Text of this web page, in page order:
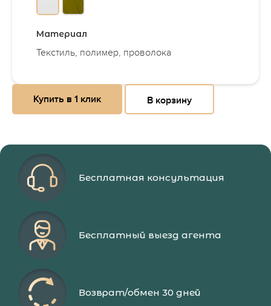
Материал
Текстиль, полимер, проволока
Купить в 1 клик В корзину
Бесплатная консультация
Бесплатный выезд агента
Возврат/обмен 30 дней